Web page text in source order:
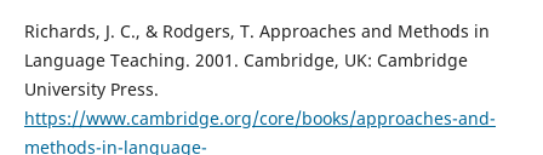
Richards, J. C., & Rodgers, T. Approaches and Methods in
Language Teaching. 2001. Cambridge, UK: Cambridge
University Press.
https://www.cambridge.org/core/books/approaches-and-
methods-in-language-